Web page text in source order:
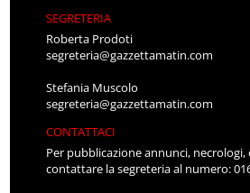
SEGRETERIA
Roberta Prodoti
segreteria@gazzettamatin.com
Stefania Muscolo
segreteria@gazzettamatin.com
CONTATTACI
Per pubblicazione annunci,
contattare la segreteria al numero: